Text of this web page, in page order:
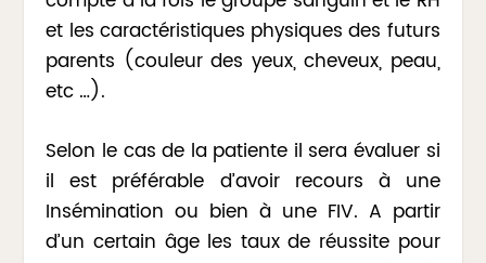
et les caractéristiques physiques des futurs
parents (couleur des yeux, cheveux, peau,
etc …).
Selon le cas de la patiente il sera évaluer si
il est préférable d’avoir recours à une
Insémination ou bien à une FIV. A partir
d’un certain âge les taux de réussite pour